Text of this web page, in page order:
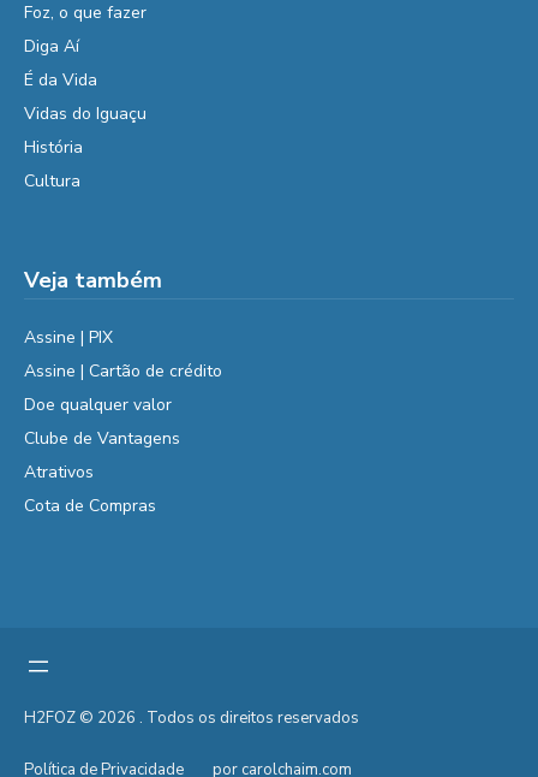
Foz, o que fazer
Diga Aí
É da Vida
Vidas do Iguaçu
História
Cultura
Veja também
Assine | PIX
Assine | Cartão de crédito
Doe qualquer valor
Clube de Vantagens
Atrativos
Cota de Compras
H2FOZ © 2026 . Todos os direitos reservados
Política de Privacidade por carolchaim.com